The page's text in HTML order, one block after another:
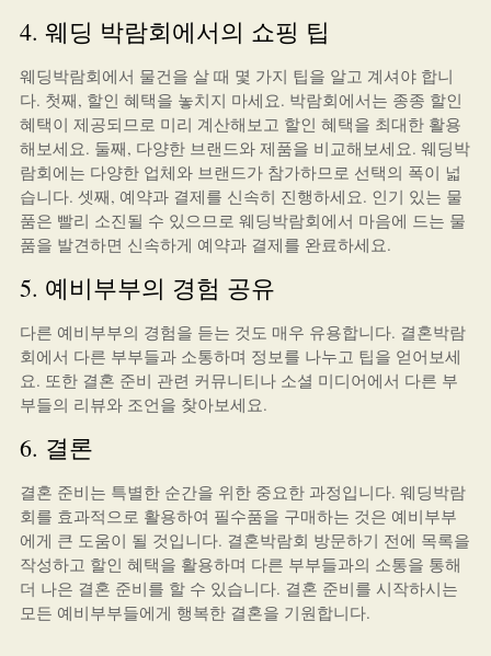
4. 웨딩 박람회에서의 쇼핑 팁
웨딩박람회에서 물건을 살 때 몇 가지 팁을 알고 계셔야 합니
다. 첫째, 할인 혜택을 놓치지 마세요. 박람회에서는 종종 할인
혜택이 제공되므로 미리 계산해보고 할인 혜택을 최대한 활용
해보세요. 둘째, 다양한 브랜드와 제품을 비교해보세요. 웨딩박
람회에는 다양한 업체와 브랜드가 참가하므로 선택의 폭이 넓
습니다. 셋째, 예약과 결제를 신속히 진행하세요. 인기 있는 물
품은 빨리 소진될 수 있으므로 웨딩박람회에서 마음에 드는 물
품을 발견하면 신속하게 예약과 결제를 완료하세요.
5. 예비부부의 경험 공유
다른 예비부부의 경험을 듣는 것도 매우 유용합니다. 결혼박람
회에서 다른 부부들과 소통하며 정보를 나누고 팁을 얻어보세
요. 또한 결혼 준비 관련 커뮤니티나 소셜 미디어에서 다른 부
부들의 리뷰와 조언을 찾아보세요.
6. 결론
결혼 준비는 특별한 순간을 위한 중요한 과정입니다. 웨딩박람
회를 효과적으로 활용하여 필수품을 구매하는 것은 예비부부
에게 큰 도움이 될 것입니다. 결혼박람회 방문하기 전에 목록을
작성하고 할인 혜택을 활용하며 다른 부부들과의 소통을 통해
더 나은 결혼 준비를 할 수 있습니다. 결혼 준비를 시작하시는
모든 예비부부들에게 행복한 결혼을 기원합니다.